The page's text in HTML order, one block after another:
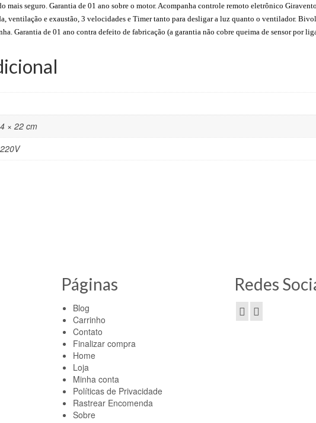
mais seguro. Garantia de 01 ano sobre o motor. Acompanha controle remoto eletrônico
ventilação e exaustão, 3 velocidades e Timer tanto para desligar a luz quanto o ventilador.
Garantia de 01 ano contra defeito de fabricação (a garantia não cobre queima de sensor por
× 22 cm
Páginas
Blog
Carrinho
Contato
Finalizar compra
Home
Loja
Minha conta
Políticas de Privacidade
Rastrear Encomenda
Sobre
Redes